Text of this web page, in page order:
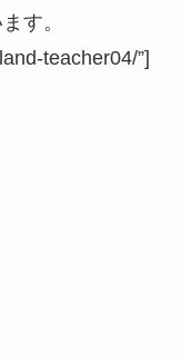
す。
teacher04/”]